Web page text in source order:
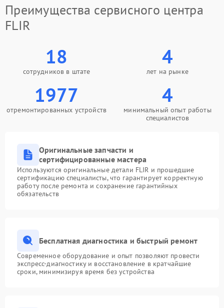
Преимущества сервисного центра
FLIR
18
сотрудников в штате
4
лет на рынке
1977
отремонтированных устройств
4
минимальный опыт работы
специалистов
Оригинальные запчасти и
сертифицированные мастера
Используются оригинальные детали FLIR и прошедшие
сертификацию специалисты, что гарантирует корректную
работу после ремонта и сохранение гарантийных
обязательств
Бесплатная диагностика и быстрый ремонт
Современное оборудование и опыт позволяют провести
экспресс-диагностику и восстановление в кратчайшие
сроки, минимизируя время без устройства